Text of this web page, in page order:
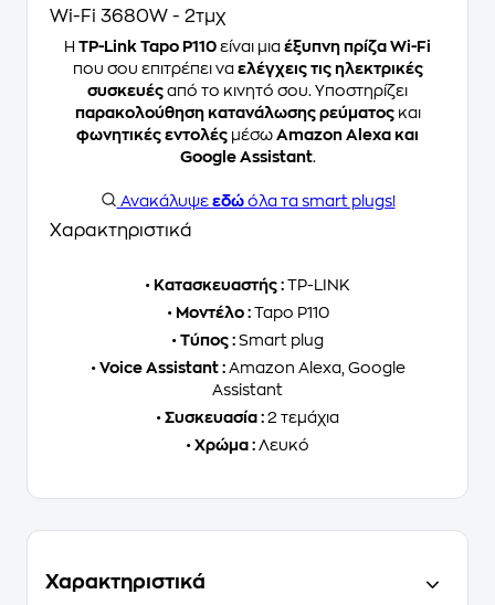
Wi-Fi 3680W - 2τμχ
Η TP-Link Tapo P110 είναι μια έξυπνη πρίζα Wi-Fi
που σου επιτρέπει να ελέγχεις τις ηλεκτρικές
συσκευές από το κινητό σου. Υποστηρίζει
παρακολούθηση κατανάλωσης ρεύματοςκαι
φωνητικές εντολές μέσω Amazon Alexa και
Google Assistant.
Ανακάλυψε εδώόλα τα smart plugs!
Χαρακτηριστικά
• Κατασκευαστής : TP-LINK
•Μοντέλο :Tapo P110
• Τύπος : Smart plug
•Voice Assistant :Amazon Alexa, Google
Assistant
• Συσκευασία : 2 τεμάχια
• Χρώμα : Λευκό
Χαρακτηριστικά